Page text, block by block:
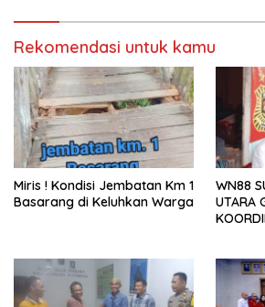
Rekomendasi untuk kamu
Miris ! Kondisi Jembatan Km 1
Basarang di Keluhkan Warga
WN88
UTARA